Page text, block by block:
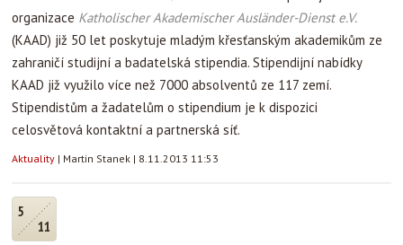
organizace Katholischer Akademischer Ausländer-Dienst e.V.
(KAAD) již 50 let poskytuje mladým křesťanským akademikům ze
zahraničí studijní a badatelská stipendia. Stipendijní nabídky
KAAD již využilo více než 7000 absolventů ze 117 zemí.
Stipendistům a žadatelům o stipendium je k dispozici
celosvětová kontaktní a partnerská síť.
Aktuality | Martin Stanek | 8.11.2013 11:53
5
11